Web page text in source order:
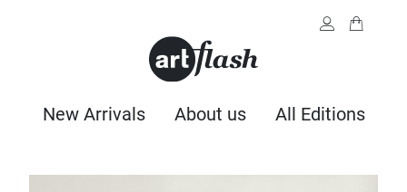
New Arrivals About us All Editions